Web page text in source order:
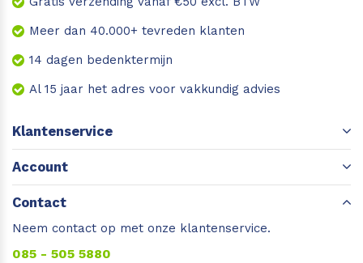
Meer dan 40.000+ tevreden klanten
14 dagen bedenktermijn
Al 15 jaar het adres voor vakkundig advies
Klantenservice
Account
Contact
Neem contact op met onze klantenservice.
085 - 505 5880